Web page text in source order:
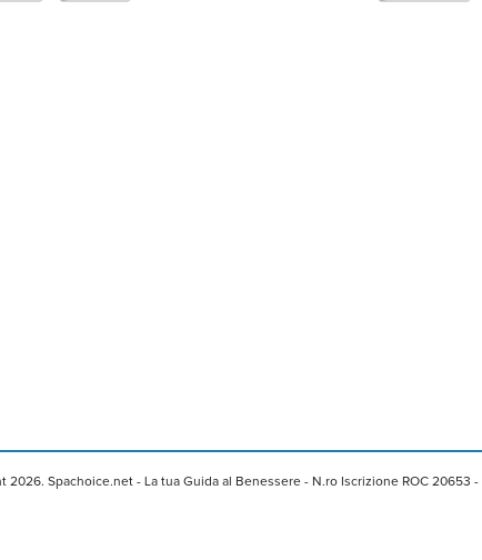
2026. Spachoice.net - La tua Guida al Benessere - N.ro Iscrizione ROC 20653 -